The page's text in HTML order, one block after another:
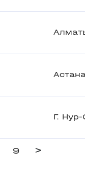
Г.
9 >